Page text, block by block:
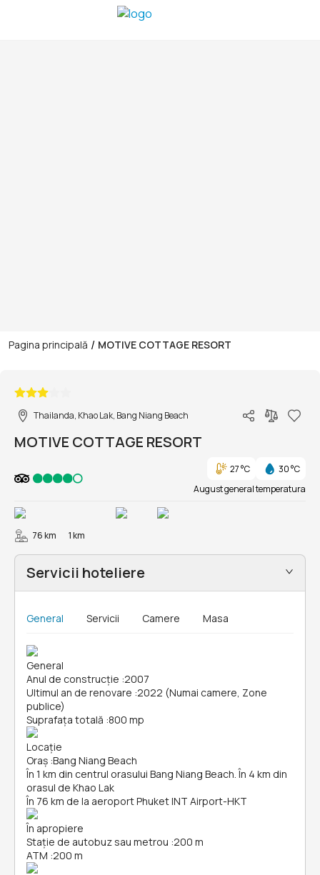
Pagina principală / MOTIVE COTTAGE RESORT
Thailanda, Khao Lak, Bang Niang Beach
MOTIVE COTTAGE RESORT
27 °C
30 °C
August general temperatura
76 km 1 km
Servicii hoteliere
General Servicii Camere Masa
General
Anul de construcție :2007
Ultimul an de renovare :2022 (Numai camere, Zone
publice)
Suprafața totală :800 mp
Locație
Oraș :Bang Niang Beach
În 1 km din centrul orasului Bang Niang Beach. În 4 km din
orasul de Khao Lak
În 76 km de la aeroport Phuket INT Airport-HKT
În apropiere
Stație de autobuz sau metrou :200 m
ATM :200 m